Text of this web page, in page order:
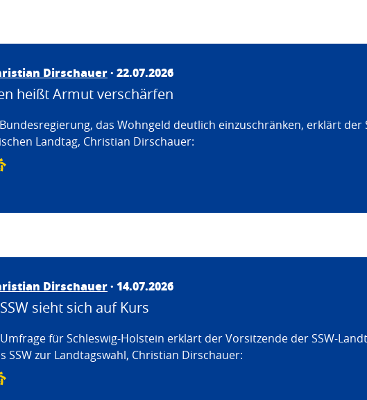
Dirschauer· 22.07.2026
heißt Armut verschärfen
das Wohngeld deutlich einzuschränken, erklärt der
Landtag, Christian Dirschauer:
Dirschauer· 14.07.2026
sieht sich auf Kurs
für Schleswig-Holstein erklärt der Vorsitzende der SSW-
SSW zur Landtagswahl, Christian Dirschauer: